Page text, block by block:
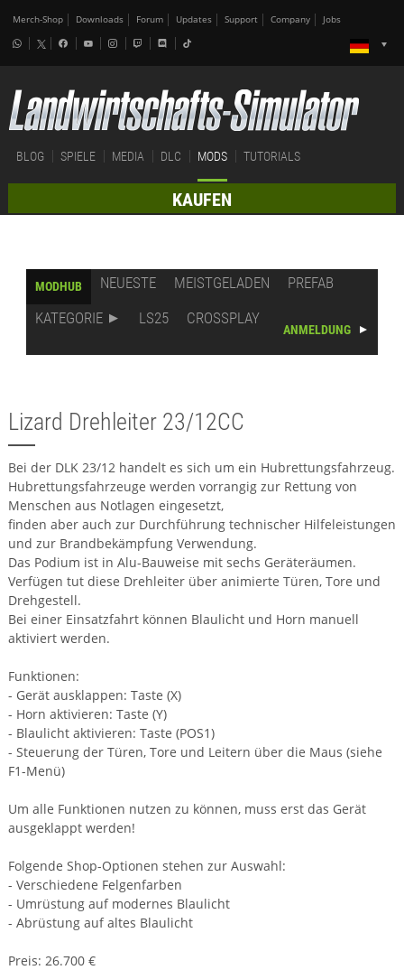
Merch-Shop Downloads Forum Updates Support Company Jobs
BLOG SPIELE MEDIA DLC MODS TUTORIALS
KAUFEN
MODHUB NEUESTE MEISTGELADEN
PREFAB
KATEGORIE
LS25 CROSSPLAY
ANMELDUNG
Lizard Drehleiter 23/12CC
Bei der DLK 23/12 handelt es sich um ein Hubrettungsfahrzeug.
Hubrettungsfahrzeuge werden vorrangig zur Rettung von
Menschen aus Notlagen eingesetzt,
finden aber auch zur Durchführung technischer Hilfeleistungen
und zur Brandbekämpfung Verwendung.
Das Podium ist in Alu-Bauweise mit sechs Geräteräumen.
Verfügen tut diese Drehleiter über animierte Türen, Tore und
Drehgestell.
Bei einer Einsatzfahrt können Blaulicht und Horn manuell
aktiviert werden.
Funktionen:
- Gerät ausklappen: Taste (X)
- Horn aktivieren: Taste (Y)
- Blaulicht aktivieren: Taste (POS1)
- Steuerung der Türen, Tore und Leitern über die Maus (siehe
F1-Menü)
Um alle Funktionen nutzen zu können, muss erst das Gerät
ausgeklappt werden!
Folgende Shop-Optionen stehen zur Auswahl:
- Verschiedene Felgenfarben
- Umrüstung auf modernes Blaulicht
- Abrüstung auf altes Blaulicht
Preis: 26.700 €